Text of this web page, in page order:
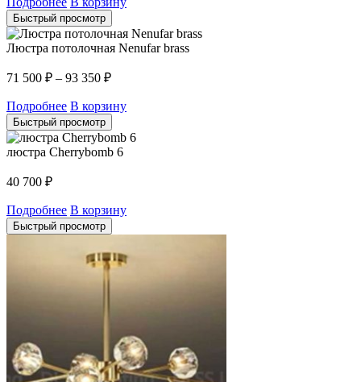
Быстрый просмотр
Люстра потолочная Nenufar brass
71 500 ₽ – 93 350 ₽
Подробнее В корзину
Быстрый просмотр
люстра Cherrybomb 6
40 700 ₽
Подробнее В корзину
Быстрый просмотр